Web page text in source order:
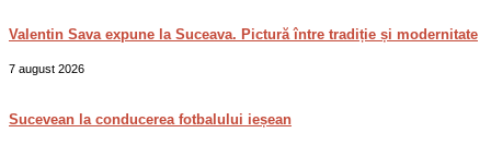
Valentin Sava expune la Suceava. Pictură între tradiție și modernitate
7 august 2026
Sucevean la conducerea fotbalului ieșean